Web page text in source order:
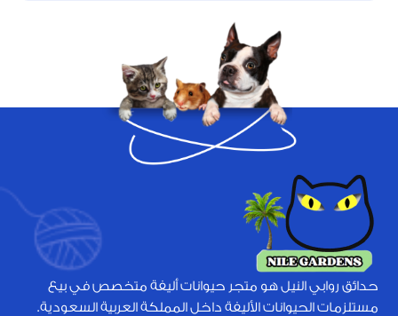
حدائق روابي النيل هو متجر حيوانات أليفة متخصص في بيع
مستلزمات الحيوانات الأليفة داخل المملكة العربية السعودية.